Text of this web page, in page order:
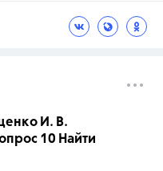
И. В.
10 Найти